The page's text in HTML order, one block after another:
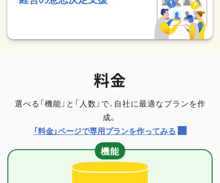
料金
選べる「機能」と「人数」で、自社に最適なプランを作
成。
「料金」ページで専用プランを作ってみる
機能